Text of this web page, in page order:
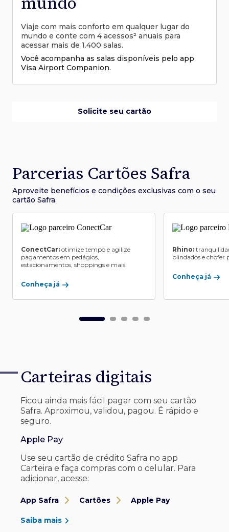
Viaje com mais conforto em qualquer lugar do
mundo e conte com 4 acessos² anuais para
acessar mais de 1.400 salas.
Você acompanha as salas disponíveis pelo app
Visa Airport Companion.
Solicite seu cartão
Parcerias Cartões Safra
Aproveite benefícios e condições exclusivas com o seu
cartão Safra.
ConectCar: otimize tempo e agilize
pagamentos em pedágios,
estacionamentos, shoppings e mais.
Conheça já
Rhino:
blindados e chofer
Conheça já
Carteiras digitais
Ficou ainda mais fácil pagar com seu cartão
Safra. Aproximou, validou, pagou. É rápido e
seguro.
Apple Pay
Use seu cartão de crédito Safra no app
Carteira e faça compras com o celular. Para
adicionar, acesse:
App Safra Cartões Apple Pay
Saiba mais